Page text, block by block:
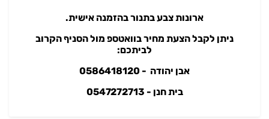
ארונות צבע בתנור בהזמנה אישית.
ניתן לקבל הצעת מחיר בוואטספ מול הסניף הקרוב
לביתכם:
אבן יהודה - 0586418120
בית חנן - 0547272713